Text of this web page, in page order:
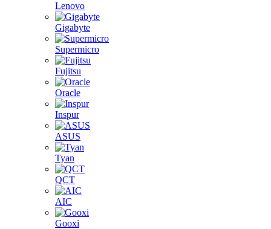
Lenovo
Gigabyte
Supermicro
Fujitsu
Oracle
Inspur
ASUS
Tyan
QCT
AIC
Gooxi